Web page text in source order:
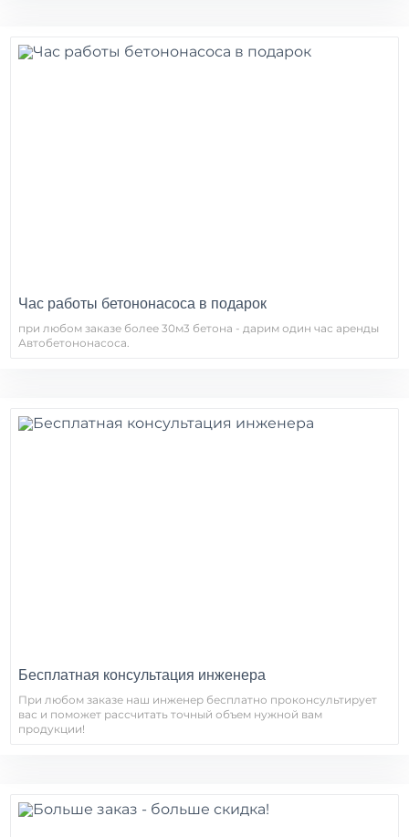
Час работы бетононасоса в подарок
при любом заказе более 30м3 бетона - дарим один час аренды
Автобетононасоса.
Бесплатная консультация инженера
При любом заказе наш инженер бесплатно проконсультирует
вас и поможет рассчитать точный объем нужной вам
продукции!